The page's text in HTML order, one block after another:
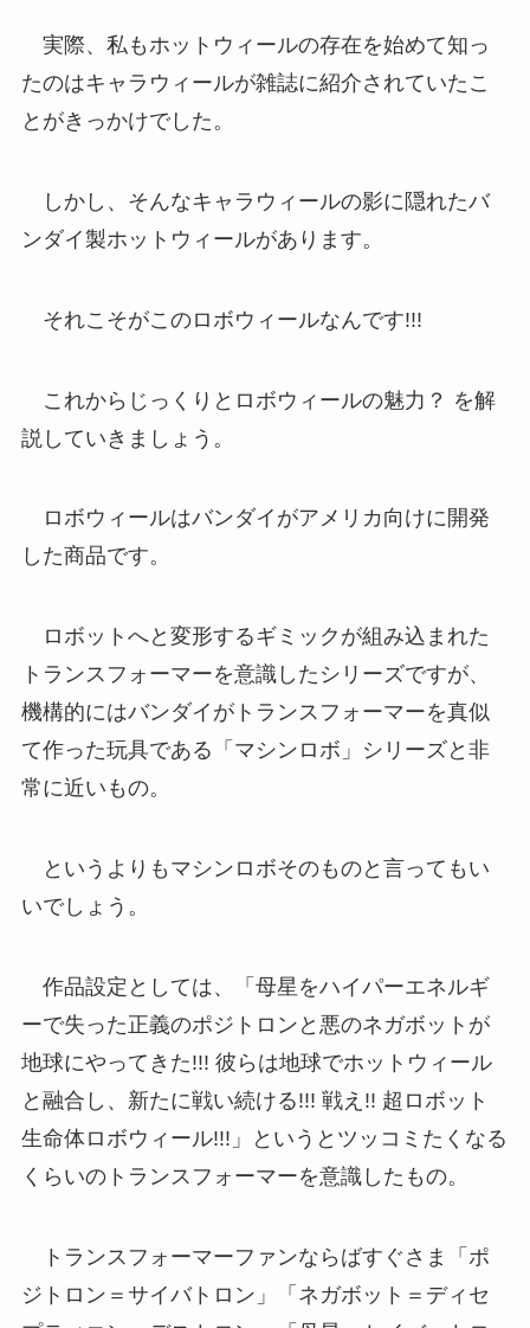
実際、私もホットウィールの存在を始めて知っ
たのはキャラウィールが雑誌に紹介されていたこ
とがきっかけでした。
しかし、そんなキャラウィールの影に隠れたバ
ンダイ製ホットウィールがあります。
それこそがこのロボウィールなんです!!!
これからじっくりとロボウィールの魅力？ を解
説していきましょう。
ロボウィールはバンダイがアメリカ向けに開発
した商品です。
ロボットへと変形するギミックが組み込まれた
トランスフォーマーを意識したシリーズですが、
機構的にはバンダイがトランスフォーマーを真似
て作った玩具である「マシンロボ」シリーズと非
常に近いもの。
というよりもマシンロボそのものと言ってもい
いでしょう。
作品設定としては、「母星をハイパーエネルギ
ーで失った正義のポジトロンと悪のネガボットが
地球にやってきた!!! 彼らは地球でホットウィール
と融合し、新たに戦い続ける!!! 戦え!! 超ロボット
生命体ロボウィール!!!」というとツッコミたくなる
くらいのトランスフォーマーを意識したもの。
トランスフォーマーファンならばすぐさま「ポ
ジトロン＝サイバトロン」「ネガボット＝ディセ